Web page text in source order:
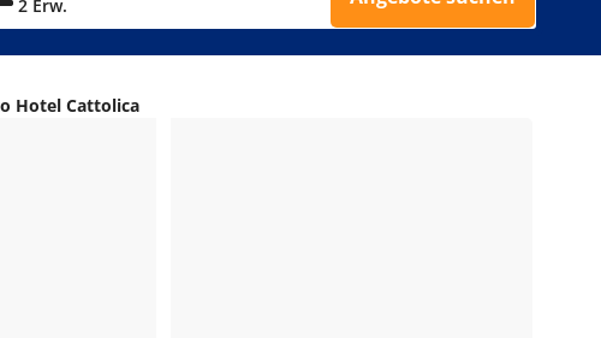
2 Erw.
Hotel Cattolica